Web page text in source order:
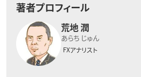
著者プロフィール
荒地 潤
あらち じゅん
FXアナリスト